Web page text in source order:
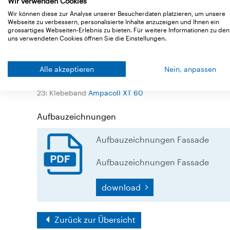
Legende
23: Klebeband Ampacoll XT 60
Aufbauzeichnungen
Aufbauzeichnungen Fassade
Aufbauzeichnungen Fassade
download
Zurück zur Übersicht
Wir können diese zur Analyse unserer Besucherdaten platzieren, um unsere
Webseite zu verbessern, personalisierte Inhalte anzuzeigen und Ihnen ein
grossartiges Webseiten-Erlebnis zu bieten. Für weitere Informationen zu
uns verwendeten Cookies öffnen Sie die Einstellungen.
Alle akzeptieren Nein, anpassen